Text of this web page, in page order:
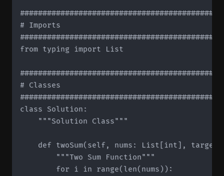
# Imports
from typing import List
# Classes
class Solution:
    """Solution Class"""
def twoSum(self, nums: List[int],
        """Two Sum Function"""
        for i in range(len(nums)):